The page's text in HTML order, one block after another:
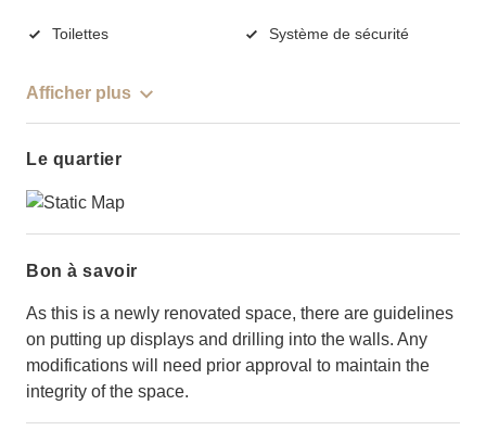
Toilettes Système de sécurité
Afficher plus
Le quartier
Bon à savoir
As this is a newly renovated space, there are guidelines
on putting up displays and drilling into the walls. Any
modifications will need prior approval to maintain the
integrity of the space.